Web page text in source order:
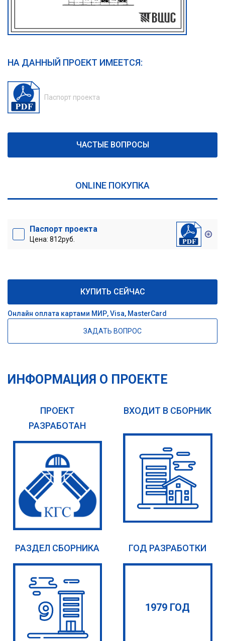
НА ДАННЫЙ ПРОЕКТ ИМЕЕТСЯ:
Паспорт проекта
ЧАСТЫЕ ВОПРОСЫ
ONLINE ПОКУПКА
Паспорт проекта
Цена: 812руб.
КУПИТЬ СЕЙЧАС
Онлайн оплата картами МИР, Visa, MasterCard
ЗАДАТЬ ВОПРОС
ИНФОРМАЦИЯ О ПРОЕКТЕ
ПРОЕКТ
РАЗРАБОТАН
ВХОДИТ В СБОРНИК
РАЗДЕЛ СБОРНИКА ГОД РАЗРАБОТКИ
1979 ГОД